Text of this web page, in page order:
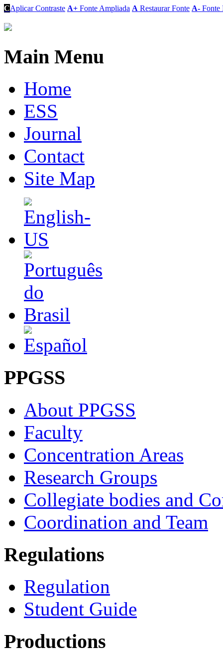
CAplicar Contraste A+ Fonte Ampliada A Restaurar Fonte A- Fonte
Main Menu
Home
ESS
Journal
Contact
Site Map
PPGSS
About PPGSS
Faculty
Concentration Areas
Research Groups
Collegiate bodies and
Coordination and Team
Regulations
Regulation
Student Guide
Productions